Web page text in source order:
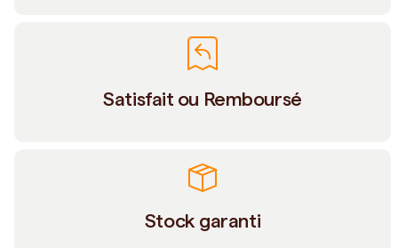
Satisfait ou Remboursé
Stock garanti